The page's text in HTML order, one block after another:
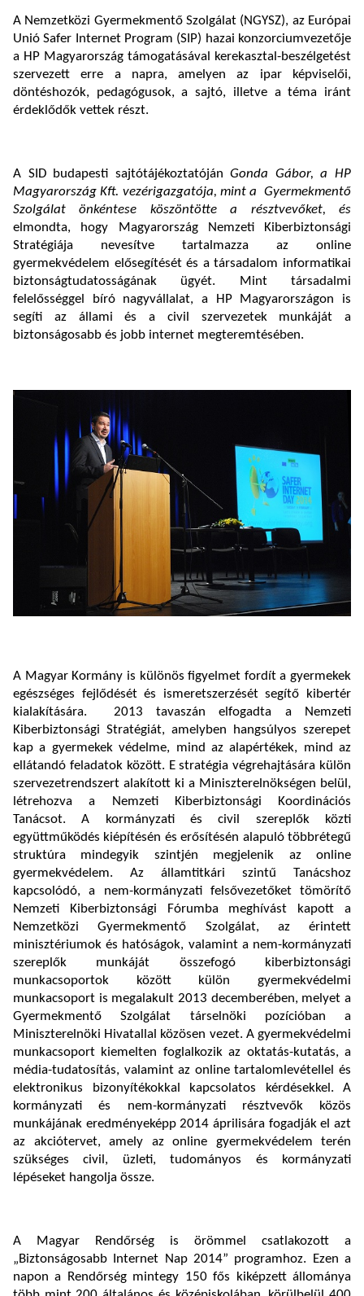
A Nemzetközi Gyermekmentő Szolgálat (NGYSZ), az Európai
Unió Safer Internet Program (SIP) hazai konzorciumvezetője
a HP Magyarország támogatásával kerekasztal-beszélgetést
szervezett erre a napra, amelyen az ipar képviselői,
döntéshozók, pedagógusok, a sajtó, illetve a téma iránt
érdeklődők vettek részt.
A SID budapesti sajtótájékoztatójánGonda Gábor, a HP
Magyarország Kft. vezérigazgatója, mint a Gyermekmentő
Szolgálat önkéntese köszöntötte a résztvevőket, és
elmondta, hogy Magyarország Nemzeti Kiberbiztonsági
Stratégiája nevesítve tartalmazza az online
gyermekvédelem elősegítését és a társadalom informatikai
biztonságtudatosságának ügyét. Mint társadalmi
felelősséggel bíró nagyvállalat, a HP Magyarországon is
segíti az állami és a civil szervezetek munkáját a
biztonságosabb és jobb internet megteremtésében.
A Magyar Kormány is különös figyelmet fordít a gyermekek
egészséges fejlődését és ismeretszerzését segítő kibertér
kialakítására. 2013 tavaszán elfogadta a Nemzeti
Kiberbiztonsági Stratégiát, amelyben hangsúlyos szerepet
kap a gyermekek védelme, mind az alapértékek, mind az
ellátandó feladatok között. E stratégia végrehajtására külön
szervezetrendszert alakított ki a Miniszterelnökségen belül,
létrehozva a Nemzeti Kiberbiztonsági Koordinációs
Tanácsot. A kormányzati és civil szereplők közti
együttműködés kiépítésén és erősítésén alapuló többrétegű
struktúra mindegyik szintjén megjelenik az online
gyermekvédelem. Az államtitkári szintű Tanácshoz
kapcsolódó, a nem-kormányzati felsővezetőket tömörítő
Nemzeti Kiberbiztonsági Fórumba meghívást kapott a
Nemzetközi Gyermekmentő Szolgálat, az érintett
minisztériumok és hatóságok, valamint a nem-kormányzati
szereplők munkáját összefogó kiberbiztonsági
munkacsoportok között külön gyermekvédelmi
munkacsoport is megalakult 2013 decemberében, melyet a
Gyermekmentő Szolgálat társelnöki pozícióban a
Miniszterelnöki Hivatallal közösen vezet. A gyermekvédelmi
munkacsoport kiemelten foglalkozik az oktatás-kutatás, a
média-tudatosítás, valamint az online tartalomlevétellel és
elektronikus bizonyítékokkal kapcsolatos kérdésekkel. A
kormányzati és nem-kormányzati résztvevők közös
munkájának eredményeképp 2014 áprilisára fogadják el azt
az akciótervet, amely az online gyermekvédelem terén
szükséges civil, üzleti, tudományos és kormányzati
lépéseket hangolja össze.
A Magyar Rendőrség is örömmel csatlakozott a
„Biztonságosabb Internet Nap 2014” programhoz. Ezen a
napon a Rendőrség mintegy 150 fős kiképzett állománya